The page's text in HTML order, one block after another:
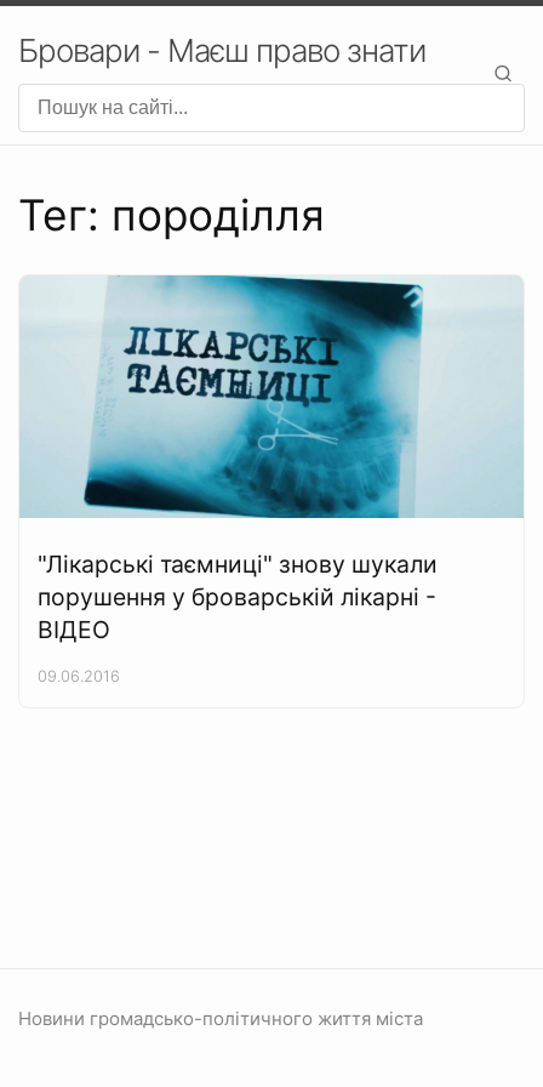
Бровари - Маєш право знати
Тег: породілля
"Лікарські таємниці" знову шукали
порушення у броварській лікарні -
ВІДЕО
09.06.2016
Новини громадсько-політичного життя міста